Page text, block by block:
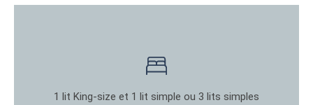
1 lit King-size et 1 lit simple ou 3 lits simples